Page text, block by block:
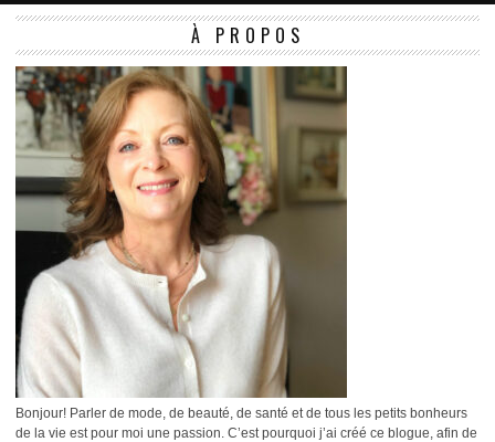
À PROPOS
Bonjour! Parler de mode, de beauté, de santé et de tous les petits bonheurs
de la vie est pour moi une passion. C’est pourquoi j’ai créé ce blogue, afin de